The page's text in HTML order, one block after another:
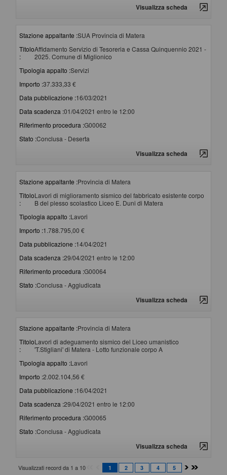
Visualizza scheda
Stazione appaltante :SUA Provincia di Matera
Titolo
:
Affidamento Servizio di Tesoreria e Cassa Quinquennio 2021 -
2025. Comune di Miglionico
Tipologia appalto :Servizi
Importo :37.333,33 €
Data pubblicazione :16/03/2021
Data scadenza :01/04/2021 entro le 12:00
Riferimento procedura :G00062
Stato :Conclusa - Deserta
Visualizza scheda
Stazione appaltante :Provincia di Matera
Titolo
:
Lavori di miglioramento sismico del fabbricato esistente corpo
B del plesso scolastico Liceo E. Duni di Matera
Tipologia appalto :Lavori
Importo :1.788.795,00 €
Data pubblicazione :14/04/2021
Data scadenza :29/04/2021 entro le 12:00
Riferimento procedura :G00064
Stato :Conclusa - Aggiudicata
Visualizza scheda
Stazione appaltante :Provincia di Matera
Titolo
:
Lavori di adeguamento sismico del Liceo umanistico
'T.Stigliani' di Matera - Lotto funzionale corpo A
Tipologia appalto :Lavori
Importo :2.002.104,56 €
Data pubblicazione :16/04/2021
Data scadenza :29/04/2021 entro le 12:00
Riferimento procedura :G00065
Stato :Conclusa - Aggiudicata
Visualizza scheda
Visualizzati record da 1 a 10